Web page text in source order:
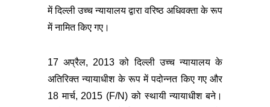
में दिल्ली उच्च न्यायालय द्वारा वरिष्ठ अधिवक्ता के रूप
में नामित किए गए।
17 अप्रैल, 2013 को दिल्ली उच्च न्यायालय के
अतिरिक्त न्यायाधीश के रूप में पदोन्नत किए गए और
18 मार्च, 2015 (F/N) को स्थायी न्यायाधीश बने।